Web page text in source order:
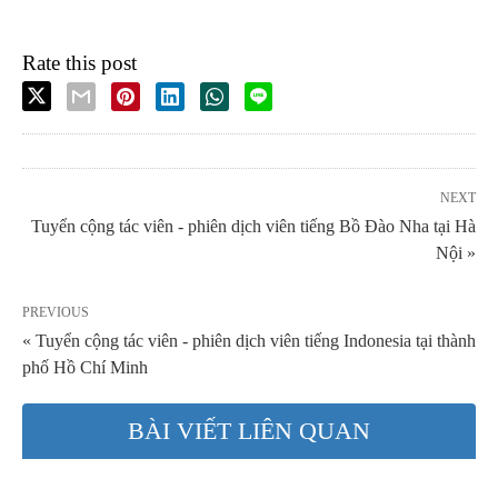
Rate this post
NEXT
Tuyển cộng tác viên - phiên dịch viên tiếng Bồ Đào Nha tại Hà
Nội »
PREVIOUS
« Tuyển cộng tác viên - phiên dịch viên tiếng Indonesia tại thành
phố Hồ Chí Minh
BÀI VIẾT LIÊN QUAN